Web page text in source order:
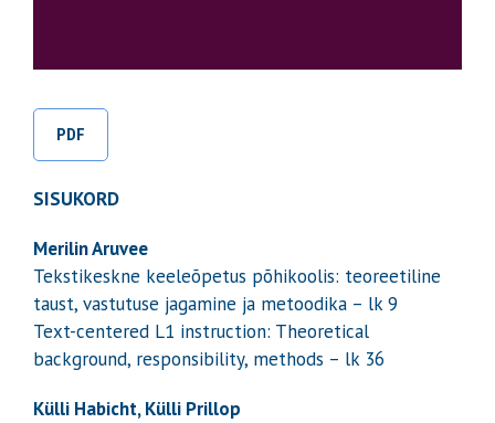
PDF
SISUKORD
Merilin Aruvee
Tekstikeskne keeleõpetus põhikoolis: teoreetiline
taust, vastutuse jagamine ja metoodika – lk 9
Text-centered L1 instruction: Theoretical
background, responsibility, methods – lk 36
Külli Habicht, Külli Prillop